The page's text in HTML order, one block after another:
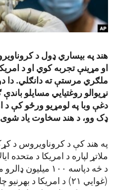
هند په بیساري ډول د
او مړینې تجربه کوي‌ او د
ملګري مرستې ته دانګلي. دا
نړیوالو روغتیايي مسایلو
دغې وبا په لومړیو ورځو کې د
ډک وو،‌ د هند سخاوت یاد
په هند کې د کروناویروس د
ملاتړ لپاره د امریکا د متحده
(غوایي ۲۱) د امریکا د